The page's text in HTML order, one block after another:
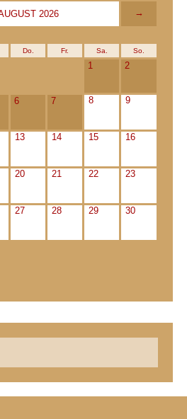
2026 →
Do. Fr. Sa. So.
1 2
6 7 8 9
13 14 15 16
20 21 22 23
27 28 29 30